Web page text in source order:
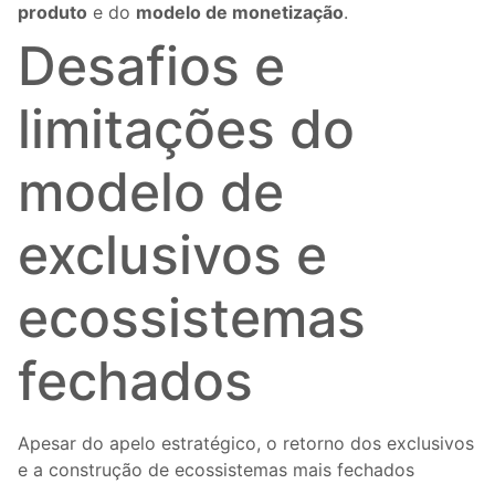
produto e do modelo de monetização.
Desafios e
limitações do
modelo de
exclusivos e
ecossistemas
fechados
Apesar do apelo estratégico, o retorno dos exclusivos
e a construção de ecossistemas mais fechados